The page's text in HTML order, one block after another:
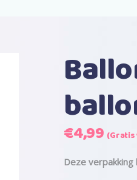
€4,99
Deze verpakking